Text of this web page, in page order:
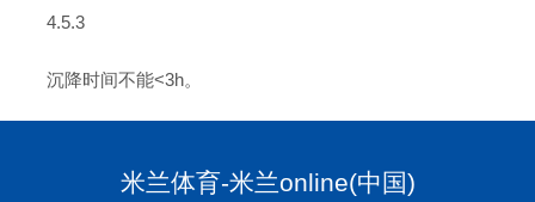
4.5.3
沉降时间不能<3h。
米兰体育-米兰online(中国)